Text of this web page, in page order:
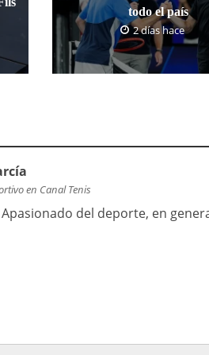
todo el país
2 días hace
en Canal Tenis
del deporte, en